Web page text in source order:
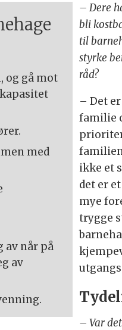
og gå mot
med
av når på
av
– Dere
bli
til
styrke
råd?
– Det
familie
ikke et
det er
mye
trygge
– Var